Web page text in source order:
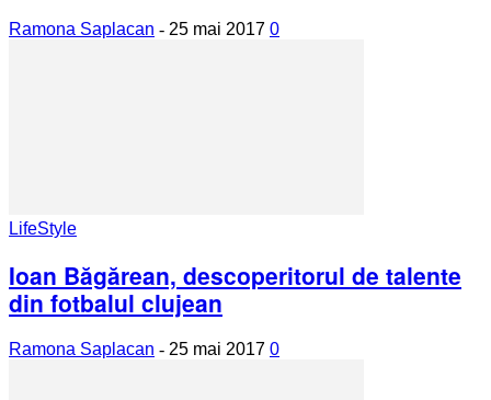
Ramona Saplacan - 25 mai 2017 0
LifeStyle
Ioan Băgărean, descoperitorul de talente
din fotbalul clujean
Ramona Saplacan - 25 mai 2017 0